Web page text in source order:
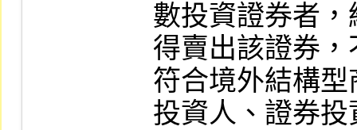
數投資證券者
得賣出該證券
符合境外結構
投資人、證券